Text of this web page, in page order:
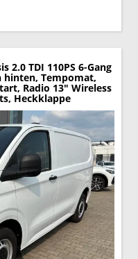
2.0 TDI 110PS 6-Gang
hinten, Tempomat,
Radio 13" Wireless
Heckklappe